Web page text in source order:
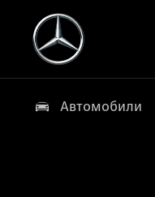
Автомобили